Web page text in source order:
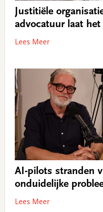
Justitiële
advocatuur laat
Lees Meer
AI-pilots stranden
onduidelijke
Lees Meer